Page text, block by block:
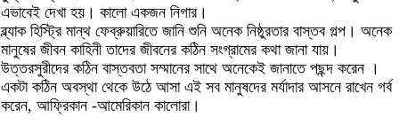
এভাবেই দেখা হয়। কালো একজন নিগার।
ব্ল্যাক হিস্ট্রি মান্থ ফেব্রুয়ারিতে জানি শুনি অনেক নিষ্ঠুরতার বাস্তব গল্প। অনেক
মানুষের জীবন কাহিনী তাদের জীবনের কঠিন সংগ্রামের কথা জানা যায়।
উত্তরসুরীদের কঠিন বাস্তবতা সম্মানের সাথে অনেকেই জানাতে পছন্দ করেন ।
একটা কঠিন অবস্থা থেকে উঠে আসা এই সব মানুষদের মর্যাদার আসনে রাখেন গর্ব
করেন, আফ্রিকান -আমেরিকান কালোরা।